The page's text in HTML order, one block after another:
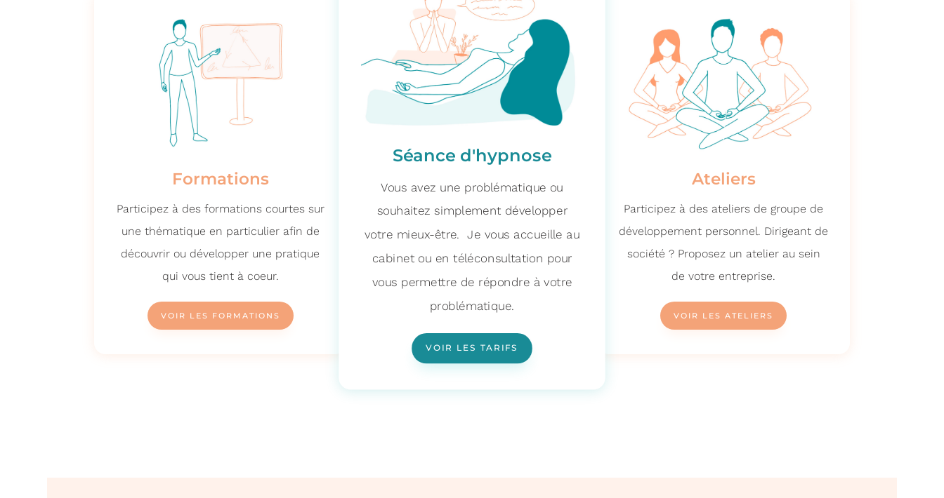
Formations
Participez à des formations courtes sur
une thématique en particulier afin de
découvrir ou développer une pratique
qui vous tient à coeur.
VOIR LES FORMATIONS
Séance d'hypnose
Vous avez une problématique ou
souhaitez simplement développer
votre mieux-être. Je vous accueille au
cabinet ou en téléconsultation pour
vous permettre de répondre à votre
problématique.
VOIR LES TARIFS
Ateliers
Participez à des ateliers de groupe de
développement personnel. Dirigeant de
société ? Proposez un atelier au sein
de votre entreprise.
VOIR LES ATELIERS